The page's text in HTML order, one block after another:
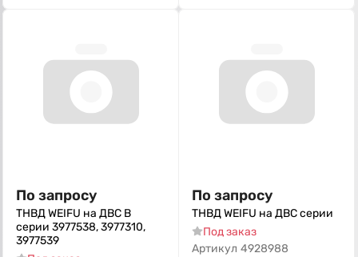
По запросу
ТНВД WEIFU на ДВС B
серии 3977538, 3977310,
3977539
По запросу
ТНВД WEIFU на ДВС серии
Под заказ
Артикул 4928988